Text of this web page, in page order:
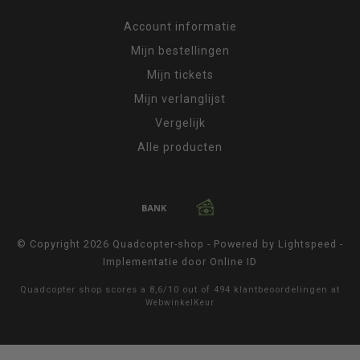
Account informatie
Mijn bestellingen
Mijn tickets
Mijn verlanglijst
Vergelijk
Alle producten
© Copyright 2026 Quadcopter-shop - Powered by Lightspeed -
Implementatie door Online ID
Quadcopter shop scores a 8,6/ 10 out of 494 klantbeoordelingen at
WebwinkelKeur